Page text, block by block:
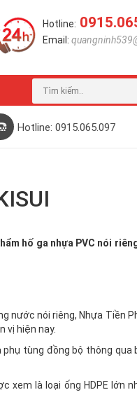
Hotline:
Email:
Hotline: 0915.065.097
hố ga nhựa PVC nói
nước nói riêng, Nhựa Tiền
vị hiện nay.
tùng đồng bộ thông qua
xem là loại ống HDPE lớn